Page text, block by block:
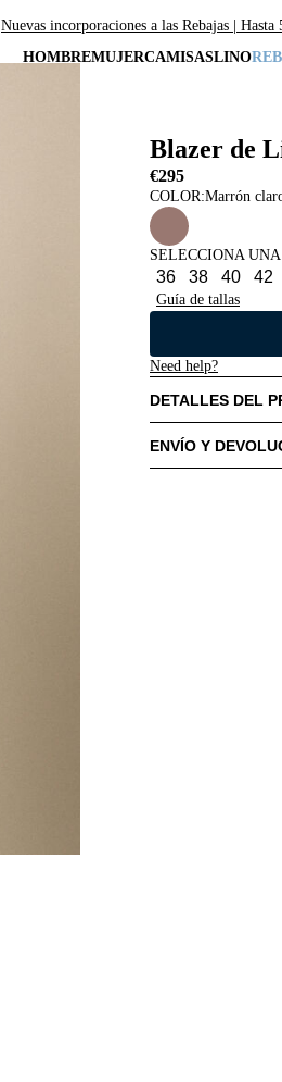
Nuevas incorporaciones a las Rebajas | Hasta
HOMBREMUJERCAMISASLINO
Blazer de
€295
COLOR:Marrón
SELECCIONA
36 38 40 42
Guía de tallas
Need help?
DETALLES DEL
ENVÍO Y